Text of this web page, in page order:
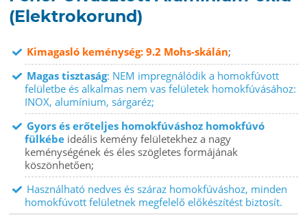
(Elektrokorund)
Kimagasló keménység: 9.2 Mohs-skálán;
Magas tisztaság: NEM impregnálódik a homokfúvott
felületbe és alkalmas nem vas felületek homokfúvásához:
INOX, alumínium, sárgaréz;
Gyors és erőteljes homokfúváshoz homokfúvó
fülkébeideális kemény felületekhez a nagy
keménységének és éles szögletes formájának
köszönhetően;
Használható nedves és száraz homokfúváshoz, minden
homokfúvott felületnek megfelelő előkészítést biztosít.